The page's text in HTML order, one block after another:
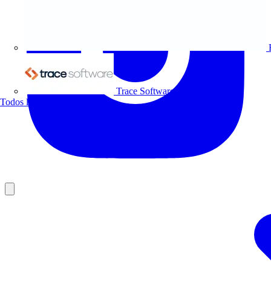
Trace Software
Todos los socios